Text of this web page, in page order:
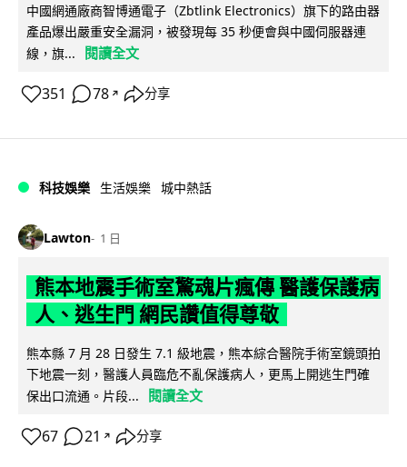
中國網通廠商智博通電子（Zbtlink Electronics）旗下的路由器
產品爆出嚴重安全漏洞，被發現每 35 秒便會與中國伺服器連
線，旗...
閱讀全文
351 78 ↗ 分享
科技娛樂 生活娛樂 城中熱話
Lawton 1 日
熊本地震手術室驚魂片瘋傳 醫護保護病
人、逃生門 網民讚值得尊敬
熊本縣 7 月 28 日發生 7.1 級地震，熊本綜合醫院手術室鏡頭拍
下地震一刻，醫護人員臨危不亂保護病人，更馬上開逃生門確
保出口流通。片段...
閱讀全文
67 21 ↗ 分享